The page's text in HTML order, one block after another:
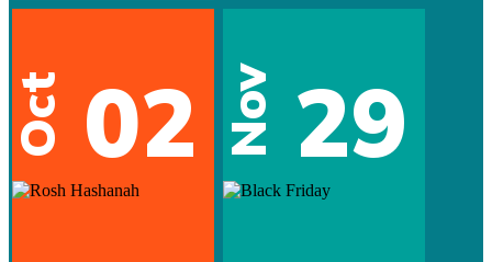
Oct 02 Nov 29